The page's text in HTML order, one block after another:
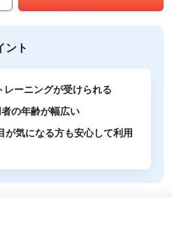
ント
ーニングが受けられる
の年齢が幅広い
が気になる方も安心して利用